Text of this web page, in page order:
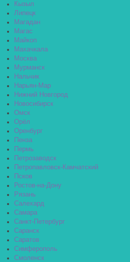
Кызыл
Липецк
Магадан
Магас
Майкоп
Махачкала
Москва
Мурманск
Нальчик
Нарьян-Мар
Нижний Новгород
Новосибирск
Омск
Орёл
Оренбург
Пенза
Пермь
Петрозаводск
Петропавловск-Камчатский
Псков
Ростов-на-Дону
Рязань
Салехард
Самара
Санкт-Петербург
Саранск
Саратов
Симферополь
Смоленск